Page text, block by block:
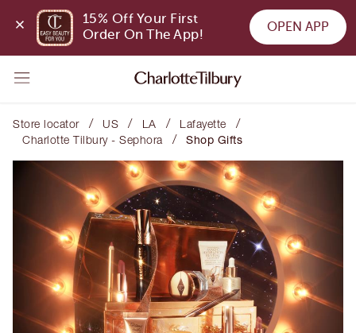
15% Off Your First
Order On The App!
OPEN APP
Store locator / US / LA / Lafayette /
Charlotte Tilbury - Sephora / Shop Gifts